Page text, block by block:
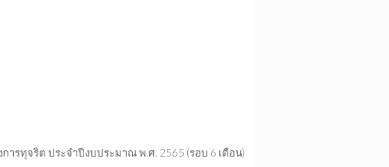
ารทุจริต ประจำปีงบประมาณ พ.ศ. 2565 (รอบ 6 เดือน)